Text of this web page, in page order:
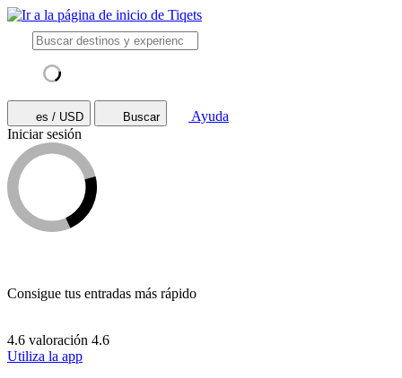
es / USD Buscar
Ayuda
Iniciar sesión
Consigue tus entradas más rápido
4.6 valoración 4.6
Utiliza la app